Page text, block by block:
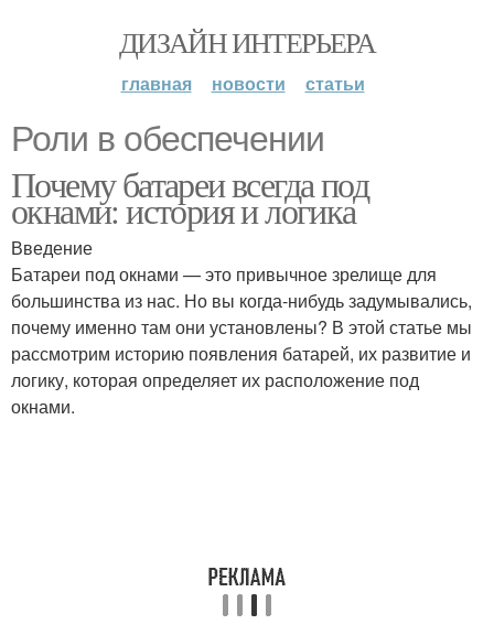
ДИЗАЙН ИНТЕРЬЕРА
главная новости статьи
Роли в обеспечении
Почему батареи всегда под
окнами: история и логика
Введение
Батареи под окнами — это привычное зрелище для
большинства из нас. Но вы когда-нибудь задумывались,
почему именно там они установлены? В этой статье мы
рассмотрим историю появления батарей, их развитие и
логику, которая определяет их расположение под
окнами.